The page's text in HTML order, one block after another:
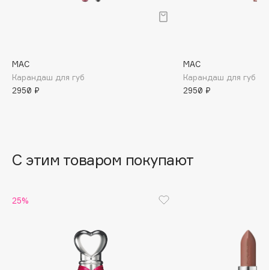
Balmain Hair Couture
Banderas
Bebble
MAC
Карандаш для губ
2950 ₽
MAC
Карандаш для губ
2950 ₽
С этим товаром покупают
25%